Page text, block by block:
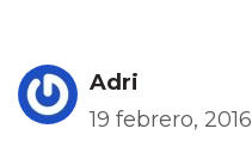
Adri
19 febrero,